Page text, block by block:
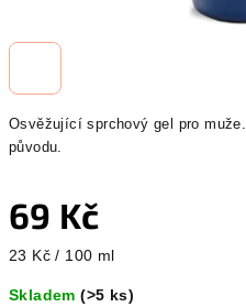
Osvěžující sprchový gel pro muže.
původu.
69 Kč
Měrná
23 Kč / 100 ml
Skladem(>5 ks)